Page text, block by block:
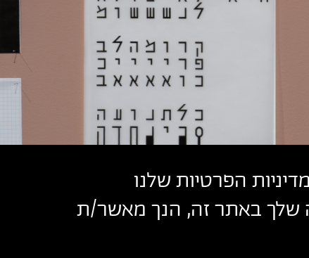
הפרטיות שלנו
שלך באתר זה, הנך מאשר/ת